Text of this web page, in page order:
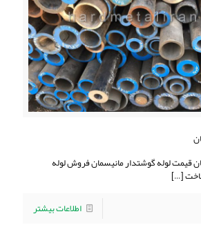
قیمت لوله گوشتدار مانیسمان فروش لوله
[…]
اطلاعات بیشتر